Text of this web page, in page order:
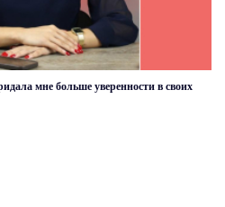
мне больше уверенности в своих